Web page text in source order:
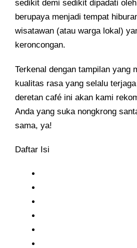
sedikit demi sedikit dipadati oleh
berupaya menjadi tempat
wisatawan (atau warga lokal)
keroncongan.
Terkenal dengan tampilan yang
kualitas rasa yang selalu
deretan café ini akan kami
Anda yang suka nongkrong
sama, ya!
Daftar Isi